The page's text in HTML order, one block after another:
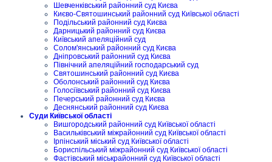
Шевченківський районний суд Києва
Києво-Святошинський районний суд Київської області
Подільський районний суд Києва
Дарницький районний суд Києва
Київський апеляційний суд
Солом'янський районний суд Києва
Дніпровський районний суд Києва
Північний апеляційний господарський суд
Святошинський районний суд Києва
Оболонський районний суд Києва
Голосіївський районний суд Києва
Печерський районний суд Києва
Деснянський районний суд Києва
Суди Київської області
Вишгородський районний суд Київської області
Васильківський міжрайонний суд Київської області
Ірпінський міський суд Київської області
Бориспільський міжрайонний суд Київської області
Фастівський міськрайонний суд Київської області